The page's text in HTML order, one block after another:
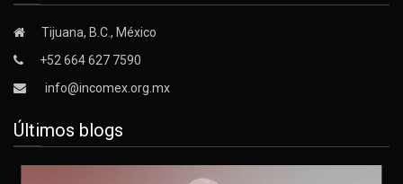
Tijuana, B.C., México
+52 664 627 7590
info@incomex.org.mx
Últimos blogs